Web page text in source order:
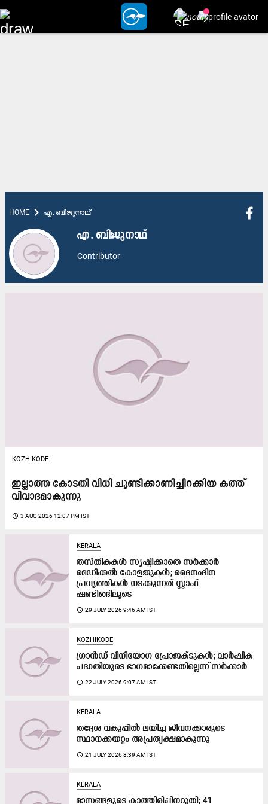
HOME chevron_right എ. ബിജുനാഥ്​
എ. ബിജുനാഥ്​
Contributor
KOZHIKODE
ഇല്ലാത്ത കോടതി വിധി ചൂണ്ടിക്കാണിച്ചിറക്കിയ കത്ത്
വിവാദമാകുന്നു
access_time 3 AUG 2026 12:07 PM IST
KERALA
തസ്തികകൾ സൃഷ്ടിക്കാതെ സർക്കാർ
മെഡിക്കൽ കോളജുകൾ; ദൈനംദിന
പ്രവൃത്തികൾ നടക്കുന്നത് സ്റ്റാഫ്
ഷണ്ടിങ്ങിലൂടെ
access_time 29 JULY 2026 9:46 AM IST
KOZHIKODE
ഗ്രാൻഡ് വിനിയോഗ പ്രോജക്ടുകൾ; വാർഷിക
പദ്ധതിയുടെ ഭാഗമാക്കേണ്ടതില്ലെന്ന് സർക്കാർ
access_time 22 JULY 2026 9:07 AM IST
KERALA
തദ്ദേശ വകുപ്പിൽ ലയിച്ച ജീവനക്കാരുടെ
സ്ഥാനക്കയറ്റം അപ്രത്യക്ഷമാകുന്നു
access_time 21 JULY 2026 8:39 AM IST
KERALA
മാസങ്ങളുടെ കാത്തിരിപ്പിനറുതി; 41